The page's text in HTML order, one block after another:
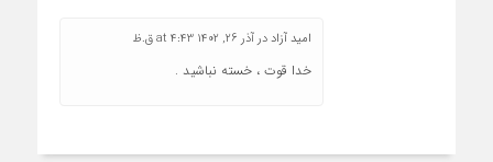
امید آزاددر آذر 26, 1402 at 4:43 ق.ظ
خدا قوت ، خسته نباشید .